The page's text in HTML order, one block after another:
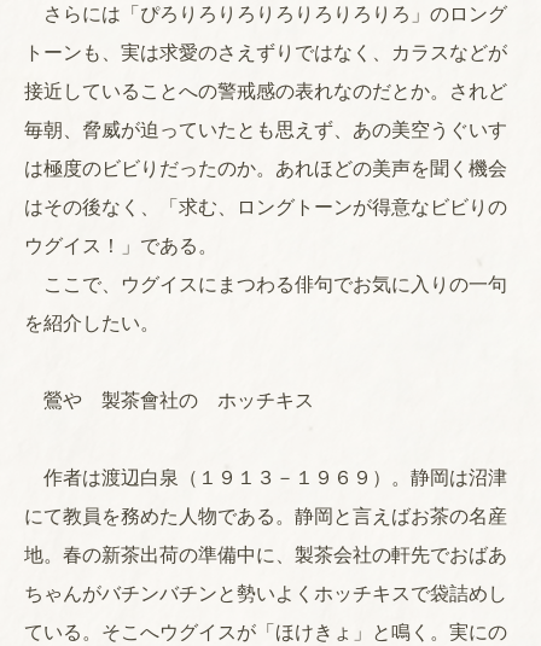
さらには「ぴろりろりろりろりろりろりろ」のロング
トーンも、実は求愛のさえずりではなく、カラスなどが
接近していることへの警戒感の表れなのだとか。されど
毎朝、脅威が迫っていたとも思えず、あの美空うぐいす
は極度のビビりだったのか。あれほどの美声を聞く機会
はその後なく、「求む、ロングトーンが得意なビビりの
ウグイス！」である。
ここで、ウグイスにまつわる俳句でお気に入りの一句
を紹介したい。
鶯や 製茶會社の ホッチキス
作者は渡辺白泉（１９１３－１９６９）。静岡は沼津
にて教員を務めた人物である。静岡と言えばお茶の名産
地。春の新茶出荷の準備中に、製茶会社の軒先でおばあ
ちゃんがバチンバチンと勢いよくホッチキスで袋詰めし
ている。そこへウグイスが「ほけきょ」と鳴く。実にの